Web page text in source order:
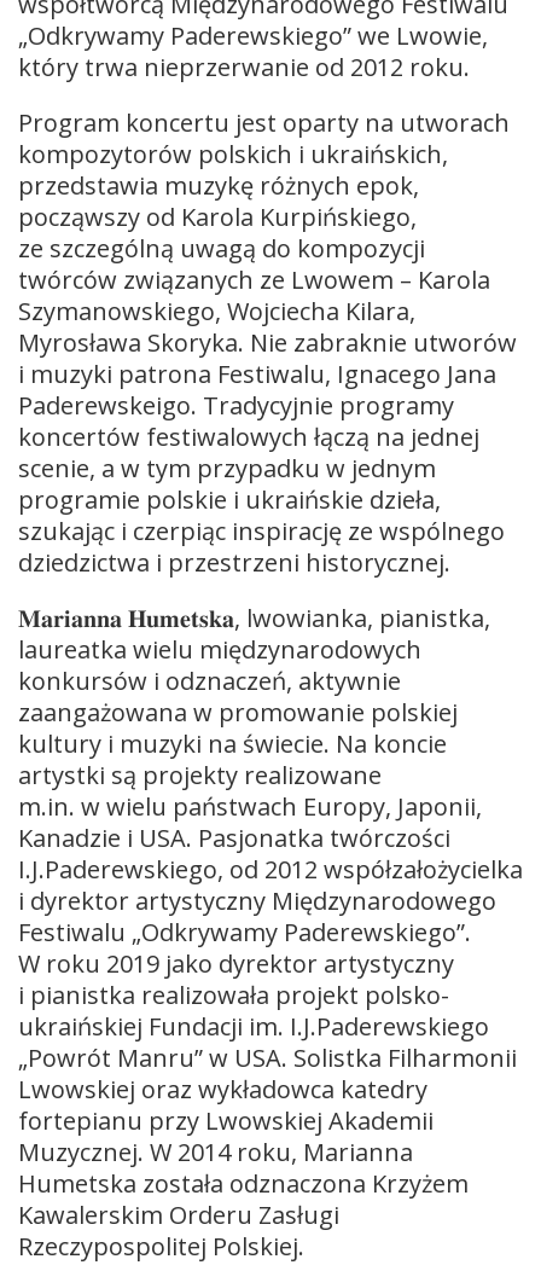
„Odkrywamy Paderewskiego” we Lwowie,
który trwa nieprzerwanie od 2012 roku.
Program koncertu jest oparty na utworach
kompozytorów polskich i ukraińskich,
przedstawia muzykę różnych epok,
począwszy od Karola Kurpińskiego,
ze szczególną uwagą do kompozycji
twórców związanych ze Lwowem – Karola
Szymanowskiego, Wojciecha Kilara,
Myrosława Skoryka. Nie zabraknie utworów
i muzyki patrona Festiwalu, Ignacego Jana
Paderewskeigo. Tradycyjnie programy
koncertów festiwalowych łączą na jednej
scenie, a w tym przypadku w jednym
programie polskie i ukraińskie dzieła,
szukając i czerpiąc inspirację ze wspólnego
dziedzictwa i przestrzeni historycznej.
𝐌𝐚𝐫𝐢𝐚𝐧𝐧𝐚 𝐇𝐮𝐦𝐞𝐭𝐬𝐤𝐚, lwowianka, pianistka,
laureatka wielu międzynarodowych
konkursów i odznaczeń, aktywnie
zaangażowana w promowanie polskiej
kultury i muzyki na świecie. Na koncie
artystki są projekty realizowane
m.in. w wielu państwach Europy, Japonii,
Kanadzie i USA. Pasjonatka twórczości
I.J.Paderewskiego, od 2012 współzałożycielka
i dyrektor artystyczny Międzynarodowego
Festiwalu „Odkrywamy Paderewskiego”.
W roku 2019 jako dyrektor artystyczny
i pianistka realizowała projekt polsko-
ukraińskiej Fundacji im. I.J.Paderewskiego
„Powrót Manru” w USA. Solistka Filharmonii
Lwowskiej oraz wykładowca katedry
fortepianu przy Lwowskiej Akademii
Muzycznej. W 2014 roku, Marianna
Humetska została odznaczona Krzyżem
Kawalerskim Orderu Zasługi
Rzeczypospolitej Polskiej.